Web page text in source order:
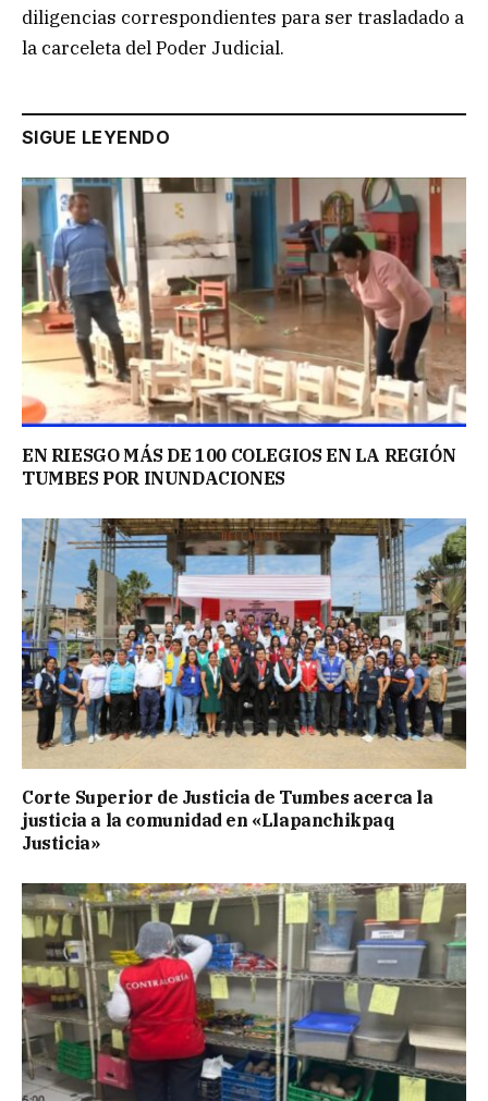
diligencias correspondientes para ser trasladado a
la carceleta del Poder Judicial.
SIGUE LEYENDO
EN RIESGO MÁS DE 100 COLEGIOS EN LA REGIÓN
TUMBES POR INUNDACIONES
Corte Superior de Justicia de Tumbes acerca la
justicia a la comunidad en «Llapanchikpaq
Justicia»